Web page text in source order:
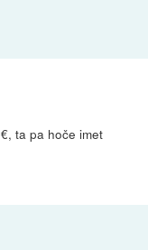
ta pa hoče imet